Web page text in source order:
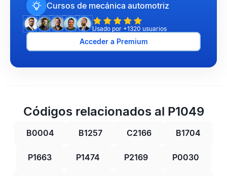
Cursos de mecánica automotriz
Usado por +1320 usuarios
Acceder a Premium
Códigos relacionados al P1049
B0004 B1257 C2166 B1704
P1663 P1474 P2169 P0030